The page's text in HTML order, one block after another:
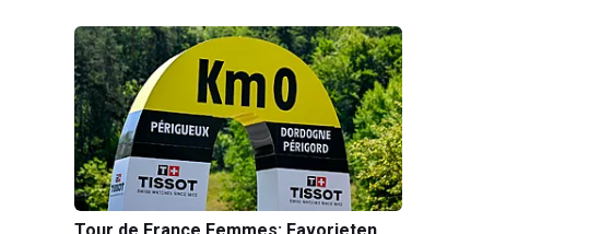
Tour de France Femmes: Favorieten